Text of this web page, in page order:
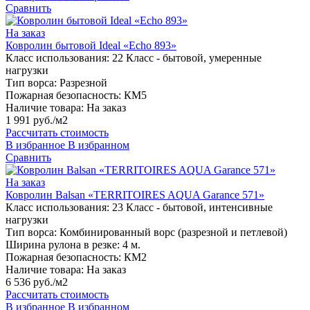
Сравнить
На заказ
Ковролин бытовой Ideal «Echo 893»
Класс использования: 22 Класс - бытовой, умеренные
нагрузки
Тип ворса: Разрезной
Пожарная безопасность: КМ5
Наличие товара: На заказ
1 991 руб./м2
Рассчитать стоимость
В избранное В избранном
Сравнить
На заказ
Ковролин Balsan «TERRITOIRES AQUA Garance 571»
Класс использования: 23 Класс - бытовой, интенсивные
нагрузки
Тип ворса: Комбинированный ворс (разрезной и петлевой)
Ширина рулона в резке: 4 м.
Пожарная безопасность: КМ2
Наличие товара: На заказ
6 536 руб./м2
Рассчитать стоимость
В избранное В избранном